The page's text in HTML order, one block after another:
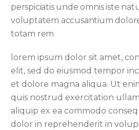
perspiciatis unde omnis iste
voluptatem accusantium
totam rem
lorem ipsum dolor sit amet,
elit, sed do eiusmod tempor
et dolore magna aliqua. Ut
quis nostrud exercitation
aliquip ex ea commodo
dolor in reprehenderit in